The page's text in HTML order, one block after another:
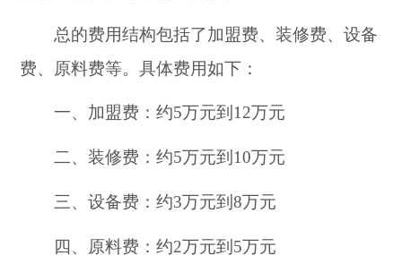
总的费用结构包括了加盟费、装修费、设备
费、原料费等。具体费用如下：
一、加盟费：约5万元到12万元
二、装修费：约5万元到10万元
三、设备费：约3万元到8万元
四、原料费：约2万元到5万元